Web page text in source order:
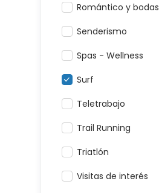
Romántico y bodas
Senderismo
Spas - Wellness
Surf
Teletrabajo
Trail Running
Triatlón
Visitas de interés